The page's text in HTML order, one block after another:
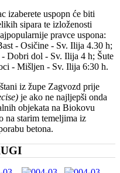
izaberete uspopn će biti
sipara te izloženosti
pravce uspona:
- Osičine - Sv. Ilija 4.30 h;
Dobri dol - Sv. Ilija 4 h; Šute
- Mišljen - Sv. Ilija 6:30 h.
iz župe Zagvozd prije
je ako ne najljepši onda
objekata na Biokovu
na starim temeljima iz
betona.